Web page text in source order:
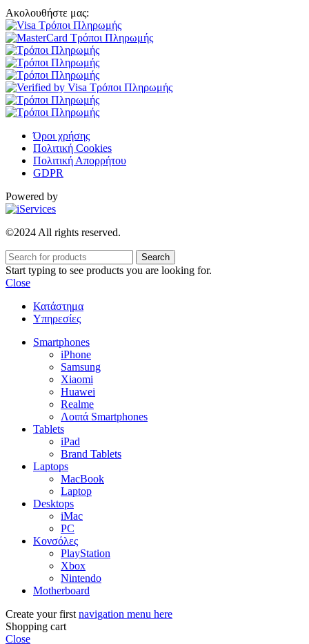
Ακολουθήστε μας:
Όροι χρήσης
Πολιτική Cookies
Πολιτική Απορρήτου
GDPR
Powered by
©2024 All rights reserved.
Search
Start typing to see products you are looking for.
Close
Κατάστημα
Υπηρεσίες
Smartphones
iPhone
Samsung
Xiaomi
Huawei
Realme
Λοιπά Smartphones
Tablets
iPad
Brand Tablets
Laptops
MacBook
Laptop
Desktops
iMac
PC
Κονσόλες
PlayStation
Xbox
Nintendo
Motherboard
Create your first navigation menu here
Shopping cart
Close